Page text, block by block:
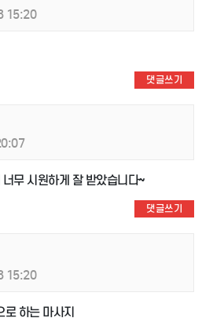
15:20
댓글쓰기
무 시원하게 잘 받았습니다~
댓글쓰기
15:20
로 하는 마사지